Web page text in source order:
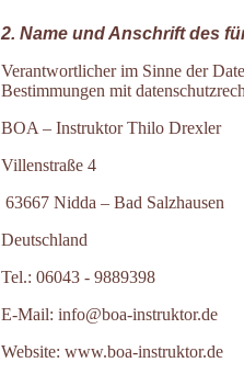
2. Name undAnschrift des
Verantwortlicher im Sinne der
Bestimmungen mit
BOA – Instruktor Thilo Drexler
Villenstraße 4
63667 Nidda – Bad Salzhausen
Deutschland
Tel.: 06043 - 9889398
E-Mail: info@boa-instruktor.de
Website: www.boa-instruktor.de